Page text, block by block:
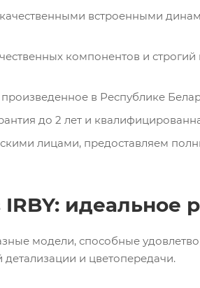
встроенными
компонентов и
в Республике
до 2 лет и
лицами, предоставляем
идеальное
модели, способные
и цветопередачи.